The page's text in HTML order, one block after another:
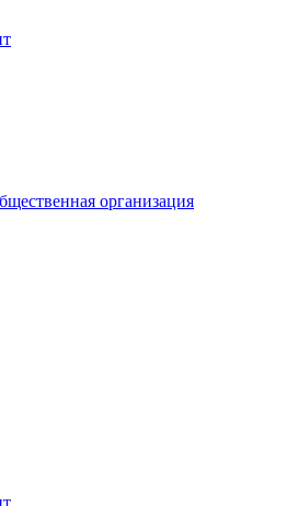
организация